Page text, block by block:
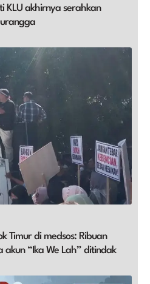
KLU akhirnya serahkan
Timur di medsos: Ribuan
akun “Ika We Lah” ditindak